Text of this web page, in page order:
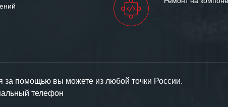
за помощью вы можете из любой точки России.
телефон